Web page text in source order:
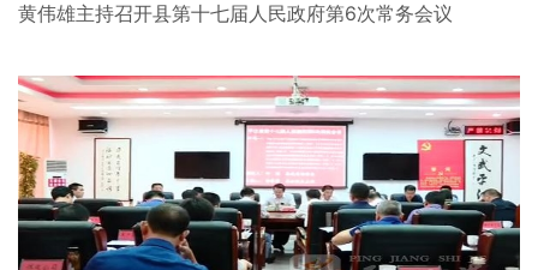
黄伟雄主持召开县第十七届人民政府第6次常务会议